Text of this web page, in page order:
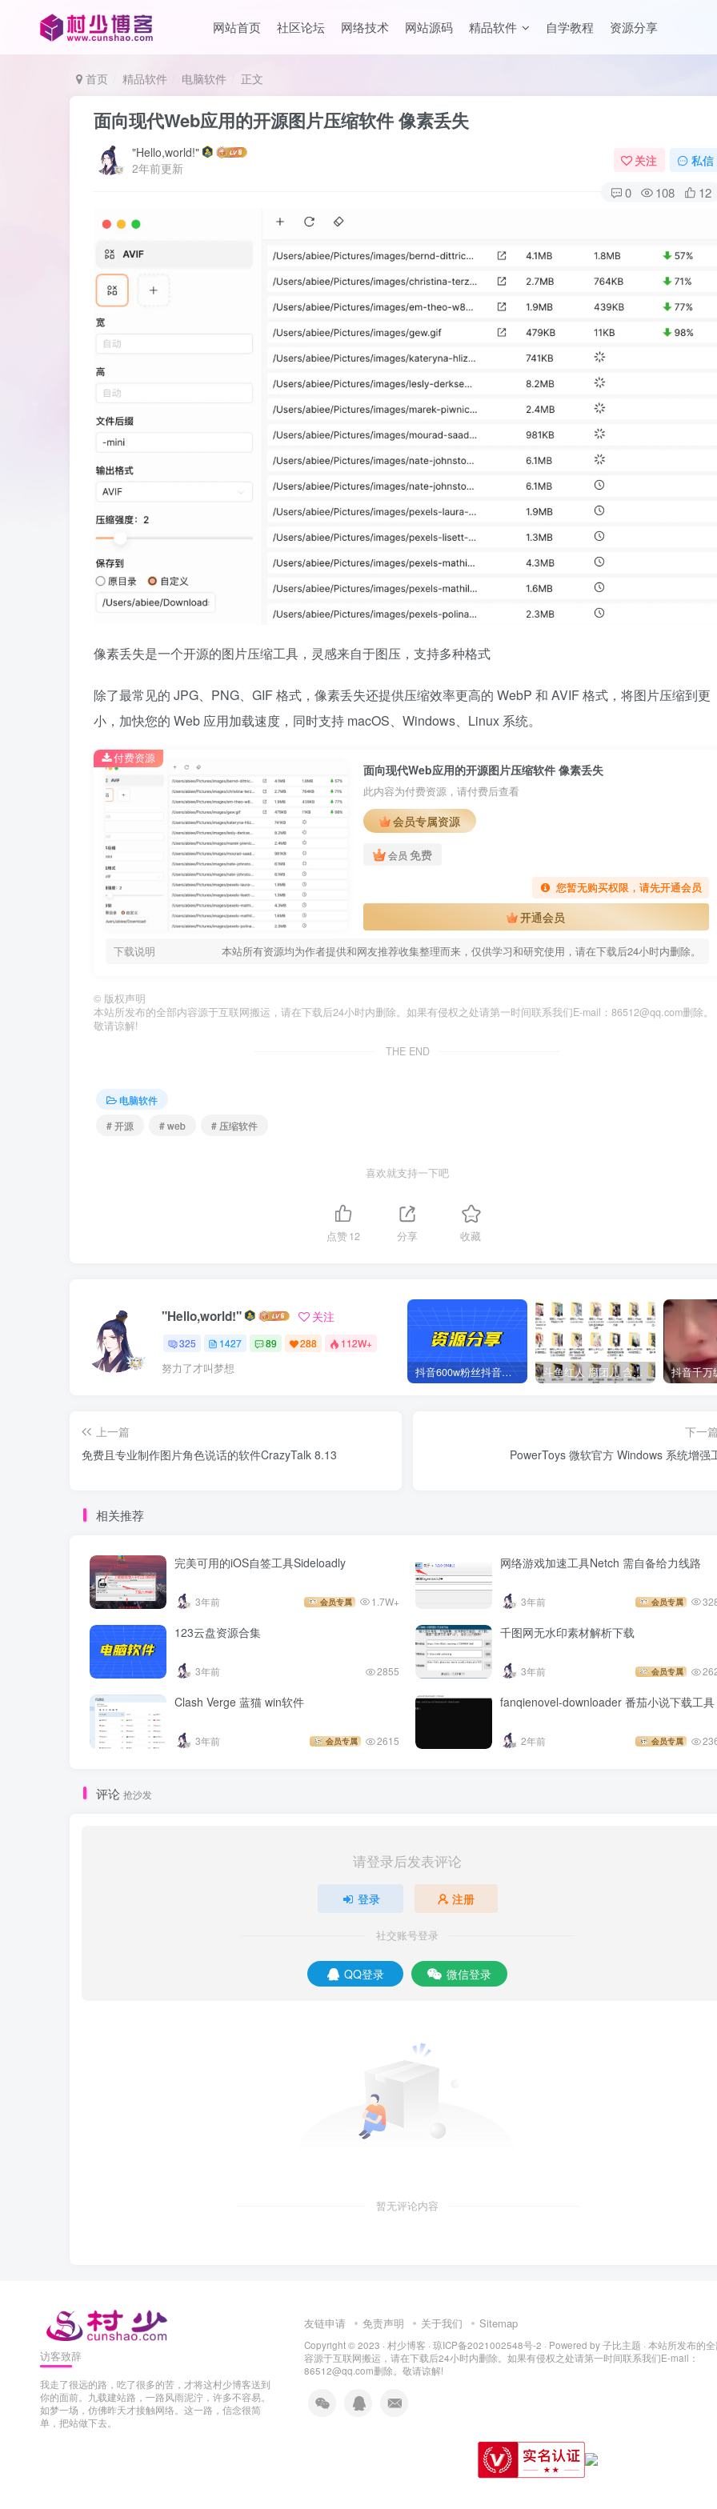
网站首页 社区论坛 网络技术 网站源码 精品软件 自学教程 资源分享
首页 精品软件 电脑软件 正文
面向现代Web应用的开源图片压缩软件 像素丢失
"Hello,world!"
2年前更新
关注 私信
0 108 12
像素丢失是一个开源的图片压缩工具，灵感来自于图压，支持多种格式
除了最常见的 JPG、PNG、GIF 格式，像素丢失还提供压缩效率更高的 WebP 和 AVIF 格式，将图片压缩到更
小，加快您的 Web 应用加载速度，同时支持 macOS、Windows、Linux 系统。
面向现代Web应用的开源图片压缩软件 像素丢失
此内容为付费资源，请付费后查看
会员专属资源
会员 免费
您暂无购买权限，请先开通会员
开通会员
下载说明 本站所有资源均为作者提供和网友推荐收集整理而来，仅供学习和研究使用，请在下载后24小时内删除。
付费资源
© 版权声明
本站所发布的全部内容源于互联网搬运，请在下载后24小时内删除。如果有侵权之处请第一时间联系我们E-mail：86512@qq.com删除。
敬请谅解!
THE END
电脑软件
# 开源
# web # 压缩软件
喜欢就支持一下吧
点赞12 分享 收藏
"Hello,world!" 关注
325 1427 89 288 112W+
努力了才叫梦想 抖音600w粉丝抖音网红痞幼一手资料 877P 500M 含私拍 斗鱼红人 腐团儿 含付费 大尺写真 32套
上一篇
免费且专业制作图片角色说话的软件CrazyTalk 8.13
下一篇
PowerToys 微软官方 Windows 系统增强
相关推荐
完美可用的iOS自签工具Sideloadly
3年前 会员专属 1.7W+
网络游戏加速工具Netch 需自备给力线路
3年前 会员专属
123云盘资源合集
3年前 2855
千图网无水印素材解析下载
3年前 会员专属
Clash Verge 蓝猫 win软件
3年前 会员专属 2615
fanqienovel-downloader 番茄小说下载工具
2年前 会员专属
评论 抢沙发
请登录后发表评论
登录 注册
社交账号登录
QQ登录 微信登录
暂无评论内容
访客致辞
我走了很远的路，吃了很多的苦，才将这村少博客送到
你的面前。九载建站路，一路风雨泥泞，许多不容易。
如梦一场，仿佛昨天才接触网络。这一路，信念很简
单，把站做下去。
友链申请 免责声明 关于我们 Sitemap
Copyright © 2023 · 村少博客 · 琼ICP备2021002548号-2 · Powered by子比主题 · 本站所发布的
容源于互联网搬运，请在下载后24小时内删除。如果有侵权之处请第一时间联系我们E-mail：
86512@qq.com删除。敬请谅解!